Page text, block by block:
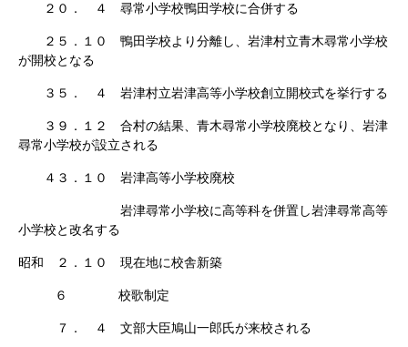
２０． ４ 尋常小学校鴨田学校に合併する
２５．１０ 鴨田学校より分離し、岩津村立青木尋常小学校
が開校となる
３５． ４ 岩津村立岩津高等小学校創立開校式を挙行する
３９．１２ 合村の結果、青木尋常小学校廃校となり、岩津
尋常小学校が設立される
４３．１０ 岩津高等小学校廃校
岩津尋常小学校に高等科を併置し岩津尋常高等
小学校と改名する
昭和 ２．１０ 現在地に校舎新築
６ 校歌制定
７． ４ 文部大臣鳩山一郎氏が来校される